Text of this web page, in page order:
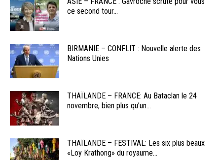
ce second tour...
BIRMANIE – CONFLIT : Nouvelle alerte des
Nations Unies
THAÏLANDE – FRANCE: Au Bataclan le 24
novembre, bien plus qu’un...
THAÏLANDE – FESTIVAL: Les six plus beaux
«Loy Krathong» du royaume...